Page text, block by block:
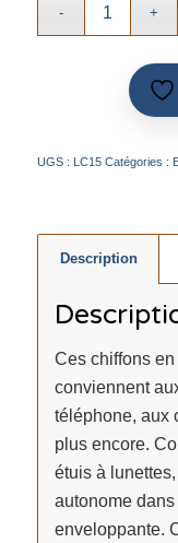
UGS : LC15 Catégories :
Description
Ces chiffons
conviennent
téléphone, aux
plus encore.
étuis à
autonome
enveloppante.